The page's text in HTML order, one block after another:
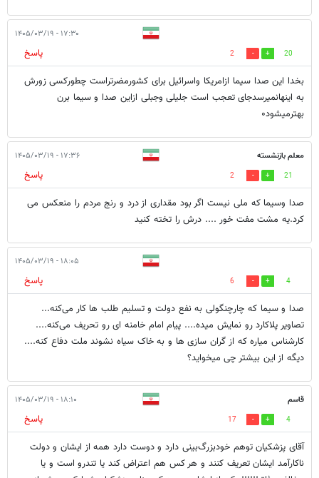
۱۷:۳۰ - ۱۴۰۵/۰۳/۱۹
20
2
پاسخ
بخدا این صدا سیما ازامریکا واسرائیل برای کشورمضرتراست چطورکسی زورش
به اینهانمیرسدجای تعجب است جلیلی وجبلی ازاین صدا و سیما برن
بهترمیشود۰
معلم بازنشسته ۱۷:۳۶ - ۱۴۰۵/۰۳/۱۹
21
2
پاسخ
صدا وسیما که ملی نیست اگر بود مقداری از درد و رنج مردم را منعکس می
کرد.یه مشت مفت خور .... درش را تخته کنید
۱۸:۰۵ - ۱۴۰۵/۰۳/۱۹
4
6
پاسخ
صدا و سیما که چارچنگولی به نفع دولت و تسلیم طلب ها کار می‌کنه...
تصاویر پلاکارد رو نمایش میده.... پیام امام خامنه ای رو تحریف می‌کنه....
کارشناس میاره که از گران سازی ها و به خاک سیاه نشوند ملت دفاع کنه....
دیگه از این بیشتر چی میخواید؟
قاسم ۱۸:۱۰ - ۱۴۰۵/۰۳/۱۹
4
17
پاسخ
آقای پزشکیان توهم خودبزرگ‌بینی دارد و دوست دارد همه از ایشان و دولت
ناکارآمد ایشان تعریف کنند و هر کس هم اعتراض کند یا تندرو است و یا